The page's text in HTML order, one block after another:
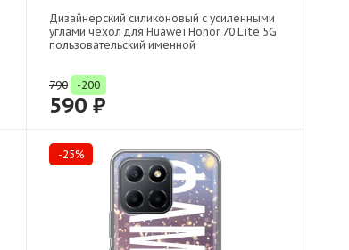
Дизайнерский силиконовый с усиленными
углами чехол для Huawei Honor 70 Lite 5G
пользовательский именной
790 -200
590 ₽
-25%